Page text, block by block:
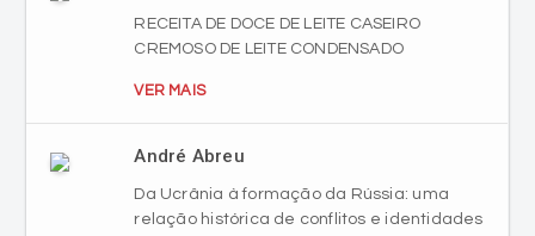
RECEITA DE DOCE DE LEITE CASEIRO
CREMOSO DE LEITE CONDENSADO
VER MAIS
André Abreu
Da Ucrânia à formação da Rússia: uma
relação histórica de conflitos e identidades